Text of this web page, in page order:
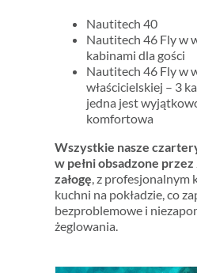
Nautitech 40
Nautitech 46 Fly w
kabinami dla gości
Nautitech 46 Fly w
właścicielskiej – 3
jedna jest
komfortowa
Wszystkie nasze
w pełni obsadzone
załogę , z profesjonalnym
kuchni na pokładzie, co
bezproblemowe i
żeglowania.